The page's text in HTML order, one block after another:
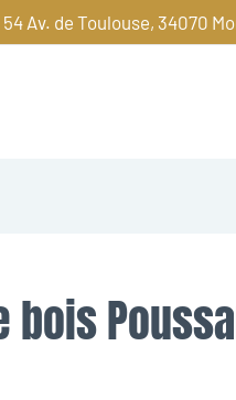
Av. de Toulouse, 34070
bois